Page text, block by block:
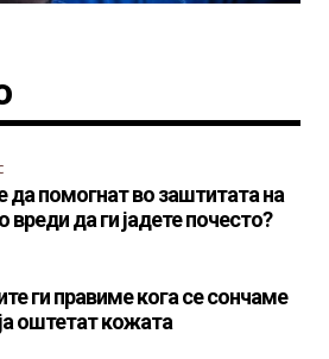
помогнат во заштитата на
да ги јадете почесто?
ги правиме кога се сончаме
оштетат кожата